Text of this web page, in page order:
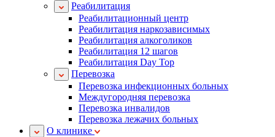
Реабилитация
Реабилитационный центр
Реабилитация наркозависимых
Реабилитация алкоголиков
Реабилитация 12 шагов
Реабилитация Day Top
Перевозка
Перевозка инфекционных больных
Междугородняя перевозка
Перевозка инвалидов
Перевозка лежачих больных
О клинике